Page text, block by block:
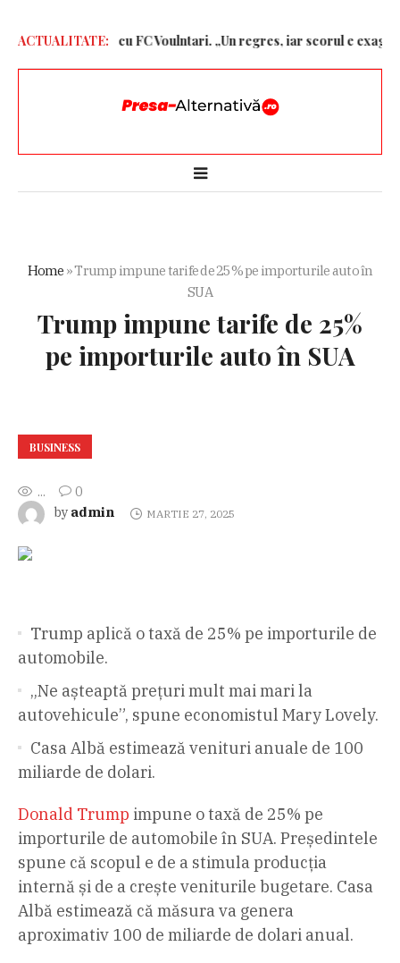
ACTUALITATE:
după jocul cu FC Voulntari. „Un regres, iar scorul e exagerat”
Home »Trump impune tarife de 25% pe importurile auto în
SUA
Trump impune tarife de 25%
pe importurile auto în SUA
BUSINESS
...
0
by admin MARTIE 27, 2025
Trump aplică o taxă de 25% pe importurile de
automobile.
„Ne așteaptă prețuri mult mai mari la
autovehicule”, spune economistul Mary Lovely.
Casa Albă estimează venituri anuale de 100
miliarde de dolari.
Donald Trump impune o taxă de 25% pe
importurile de automobile în SUA. Președintele
spune că scopul e de a stimula producția
internă și de a crește veniturile bugetare. Casa
Albă estimează că măsura va genera
aproximativ 100 de miliarde de dolari anual.